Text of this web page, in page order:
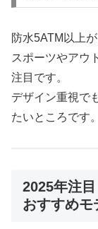
防水5ATM以上が
スポーツやアウ
注目です。
デザイン重視で
たいところです。
2025年注
おすすめモ